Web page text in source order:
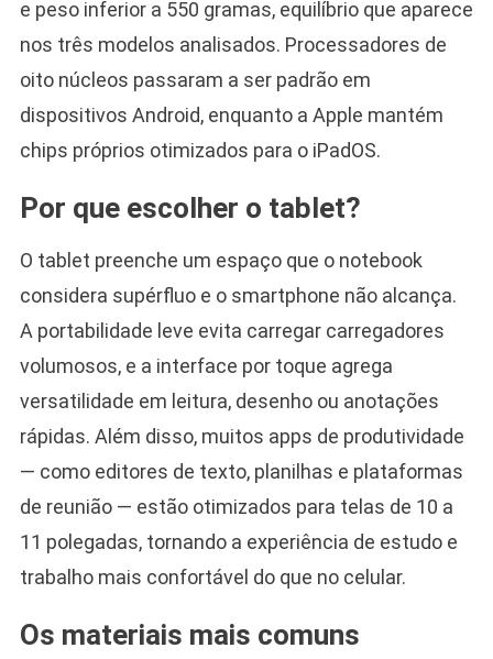
e peso inferior a 550 gramas, equilíbrio que aparece
nos três modelos analisados. Processadores de
oito núcleos passaram a ser padrão em
dispositivos Android, enquanto a Apple mantém
chips próprios otimizados para o iPadOS.
Por que escolher o tablet?
O tablet preenche um espaço que o notebook
considera supérfluo e o smartphone não alcança.
A portabilidade leve evita carregar carregadores
volumosos, e a interface por toque agrega
versatilidade em leitura, desenho ou anotações
rápidas. Além disso, muitos apps de produtividade
— como editores de texto, planilhas e plataformas
de reunião — estão otimizados para telas de 10 a
11 polegadas, tornando a experiência de estudo e
trabalho mais confortável do que no celular.
Os materiais mais comuns